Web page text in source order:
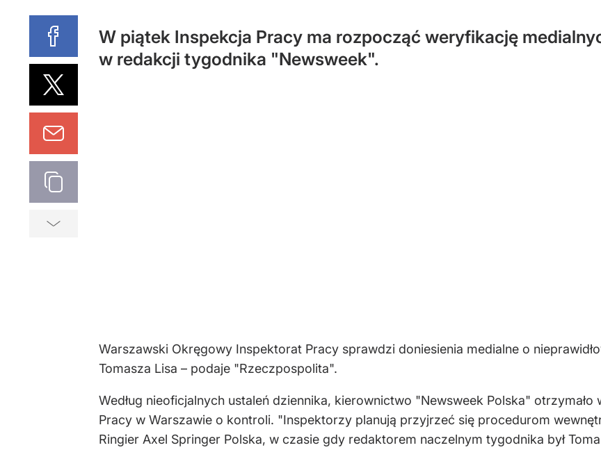
W piątek Inspekcja Pracy ma rozpocząć weryfikację
w redakcji tygodnika "Newsweek".
Warszawski Okręgowy Inspektorat Pracy sprawdzi doniesienia medialne o
Tomasza Lisa – podaje "Rzeczpospolita".
Według nieoficjalnych ustaleń dziennika, kierownictwo "Newsweek Polska"
Pracy w Warszawie o kontroli. "Inspektorzy planują przyjrzeć się procedurom
Ringier Axel Springer Polska, w czasie gdy redaktorem naczelnym tygodnika był